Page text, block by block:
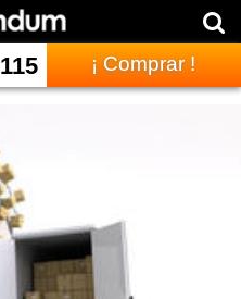
115 ¡ Comprar !